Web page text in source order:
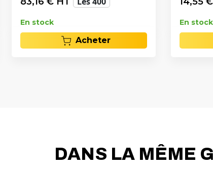
En stock
Acheter
En stock
DANS LA MÊME